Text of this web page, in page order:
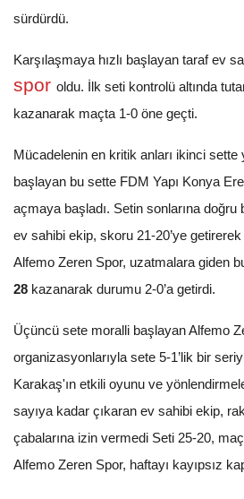
sürdürdü.
Karşılaşmaya hızlı başlayan taraf ev
spor oldu. İlk seti kontrolü altında
kazanarak maçta 1-0 öne geçti.
Mücadelenin en kritik anları ikinci sette
başlayan bu sette FDM Yapı Konya
açmaya başladı. Setin sonlarına
ev sahibi ekip, skoru 21-20’ye
Alfemo Zeren Spor, uzatmalara giden
28 kazanarak durumu 2-0’a getirdi.
Üçüncü sete moralli başlayan Alfemo
organizasyonlarıyla sete 5-1’lik bir
Karakaş'ın etkili oyunu ve
sayıya kadar çıkaran ev sahibi ekip,
çabalarına izin vermedi Seti 25-20,
Alfemo Zeren Spor, haftayı kayıpsız